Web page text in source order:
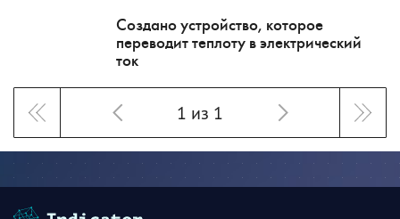
Создано устройство, которое
переводит теплоту в электрический
ток
1 из 1